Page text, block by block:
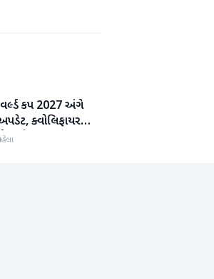
કપ 2027 અંગે
ક્વોલિફાયર
જાહેર